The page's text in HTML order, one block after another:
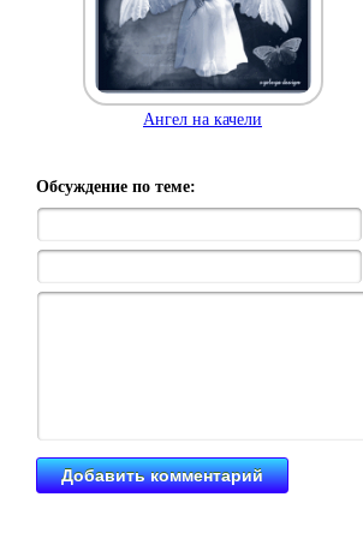
Ангел на качели
Обсуждение по теме: